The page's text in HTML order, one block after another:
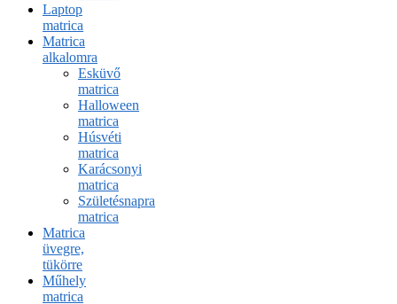
Laptop
matrica
Matrica
alkalomra
Esküvő
matrica
Halloween
matrica
Húsvéti
matrica
Karácsonyi
matrica
Születésnapra
matrica
Matrica
üvegre,
tükörre
Műhely
matrica